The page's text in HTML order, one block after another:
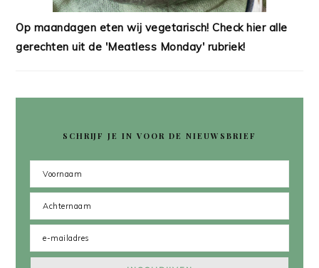
Op maandagen eten wij vegetarisch! Check hier alle
gerechten uit de 'Meatless Monday' rubriek!
SCHRIJF JE IN VOOR DE NIEUWSBRIEF